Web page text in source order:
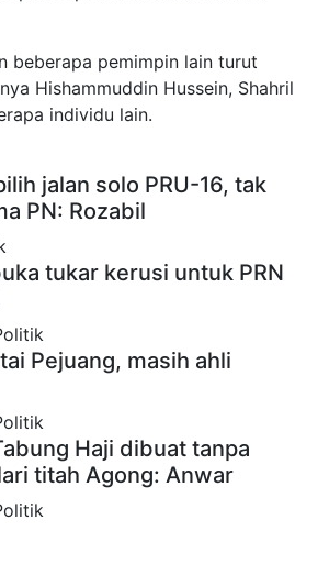
beberapa pemimpin lain turut
Hishammuddin Hussein, Shahril
individu lain.
jalan solo PRU-16, tak
PN: Rozabil
tukar kerusi untuk PRN
Pejuang, masih ahli
Haji dibuat tanpa
titah Agong: Anwar